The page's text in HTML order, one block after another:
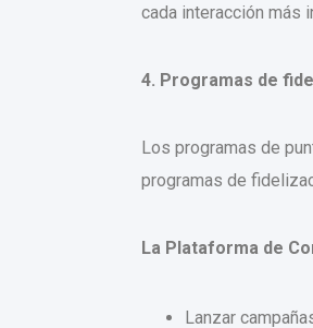
cada interacción más
4. Programas de
Los programas de
programas de
La Plataforma de
Lanzar